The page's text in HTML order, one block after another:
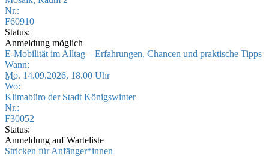
Nr.:
F60910
Status:
Anmeldung möglich
E-Mobilität im Alltag – Erfahrungen, Chancen und praktische Tipps
Wann:
Mo. 14.09.2026, 18.00 Uhr
Wo:
Klimabüro der Stadt Königswinter
Nr.:
F30052
Status:
Anmeldung auf Warteliste
Stricken für Anfänger*innen